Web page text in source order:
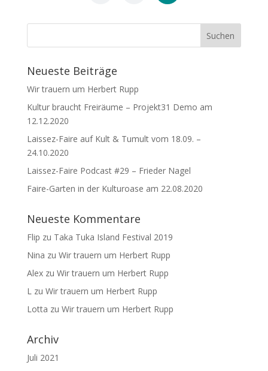
Neueste Beiträge
Wir trauern um Herbert Rupp
Kultur braucht Freiräume – Projekt31 Demo am
12.12.2020
Laissez-Faire auf Kult & Tumult vom 18.09. –
24.10.2020
Laissez-Faire Podcast #29 – Frieder Nagel
Faire-Garten in der Kulturoase am 22.08.2020
Neueste Kommentare
Flip zu Taka Tuka Island Festival 2019
Nina zu Wir trauern um Herbert Rupp
Alexzu Wir trauern um Herbert Rupp
Lzu Wir trauern um Herbert Rupp
Lotta zu Wir trauern um Herbert Rupp
Archiv
Juli 2021